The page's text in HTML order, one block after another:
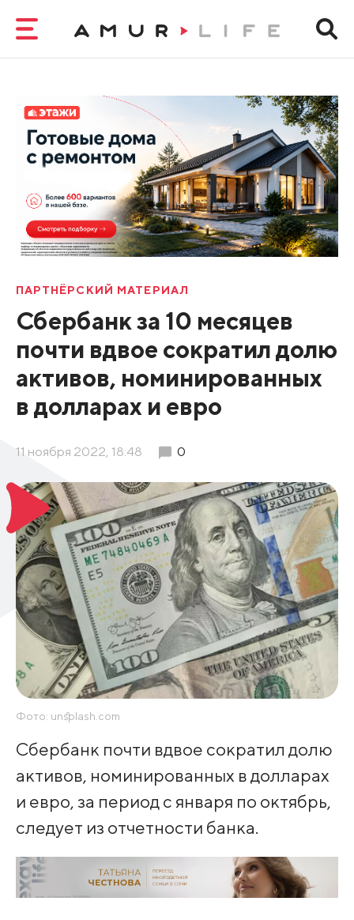
ПАРТНЁРСКИЙ МАТЕРИАЛ
Сбербанк за 10 месяцев
почти вдвое сократил долю
активов, номинированных
в долларах и евро
11 ноября 2022, 18:48 0
Фото: unsplash.com
Сбербанк почти вдвое сократил долю
активов, номинированных в долларах
и евро, за период с января по октябрь,
следует из отчетности банка.